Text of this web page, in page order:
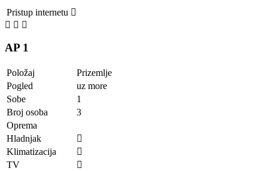
Pristup internetu
AP 1
Položaj
Prizemlje
Pogled
uz more
Sobe
1
Broj osoba
3
Oprema
Hladnjak
Klimatizacija
TV